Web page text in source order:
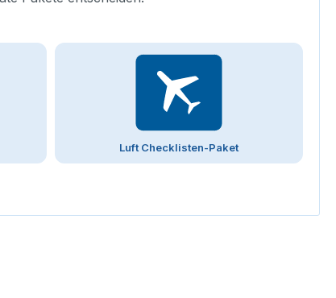
Luft Checklisten-Paket